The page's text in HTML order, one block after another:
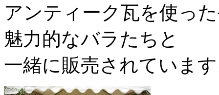
アンティーク瓦を使っ
魅力的なバラたちと
一緒に販売されていま